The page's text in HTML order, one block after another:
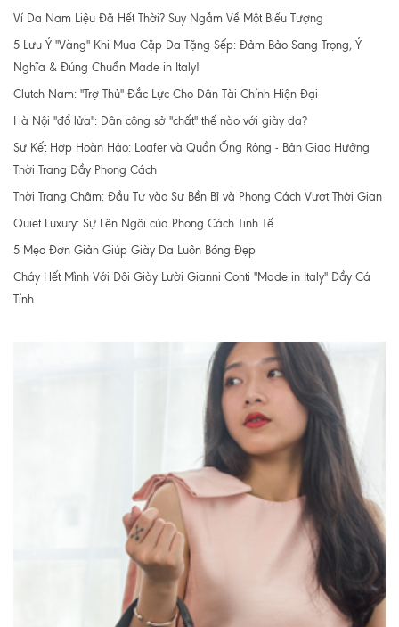
Ví Da Nam Liệu Đã Hết Thời? Suy Ngẫm Về Một Biểu Tượng
5 Lưu Ý "Vàng" Khi Mua Cặp Da Tặng Sếp: Đảm Bảo Sang Trọng, Ý
Nghĩa & Đúng Chuẩn Made in Italy!
Clutch Nam: "Trợ Thủ" Đắc Lực Cho Dân Tài Chính Hiện Đại
Hà Nội "đổ lửa": Dân công sở "chất" thế nào với giày da?
Sự Kết Hợp Hoàn Hảo: Loafer và Quần Ống Rộng - Bản Giao Hưởng
Thời Trang Đầy Phong Cách
Thời Trang Chậm: Đầu Tư vào Sự Bền Bỉ và Phong Cách Vượt Thời Gian
Quiet Luxury: Sự Lên Ngôi của Phong Cách Tinh Tế
5 Mẹo Đơn Giản Giúp Giày Da Luôn Bóng Đẹp
Cháy Hết Mình Với Đôi Giày Lười Gianni Conti "Made in Italy" Đầy Cá
Tính